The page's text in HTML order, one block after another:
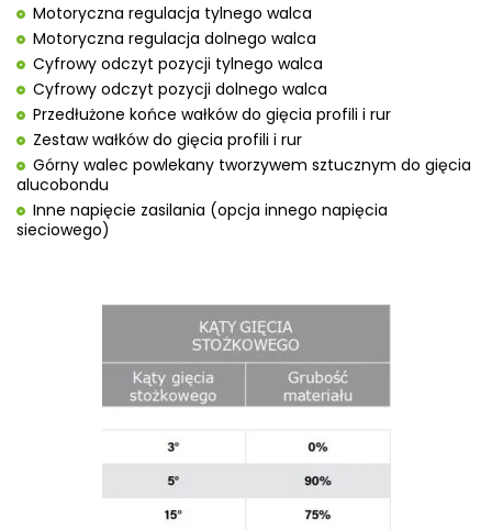
Motoryczna regulacja tylnego walca
Motoryczna regulacja dolnego walca
Cyfrowy odczyt pozycji tylnego walca
Cyfrowy odczyt pozycji dolnego walca
Przedłużone końce wałków do gięcia profili i rur
Zestaw wałków do gięcia profili i rur
Górny walec powlekany tworzywem sztucznym do gięcia
alucobondu
Inne napięcie zasilania (opcja innego napięcia
sieciowego)